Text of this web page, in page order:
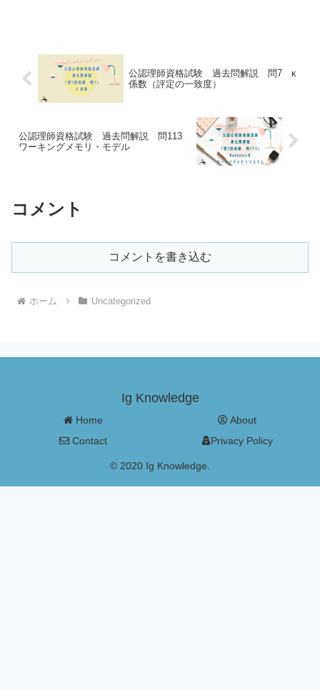
公認理師資格試験 過去問解説 問7 κ
係数（評定の一致度）
公認理師資格試験 過去問解説 問113
ワーキングメモリ・モデル
コメント
コメントを書き込む
ホーム Uncategorized
Ig Knowledge
Home
About
Contact
Privacy Policy
© 2020 Ig Knowledge.